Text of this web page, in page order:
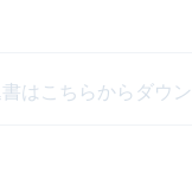
はこちらからダウ